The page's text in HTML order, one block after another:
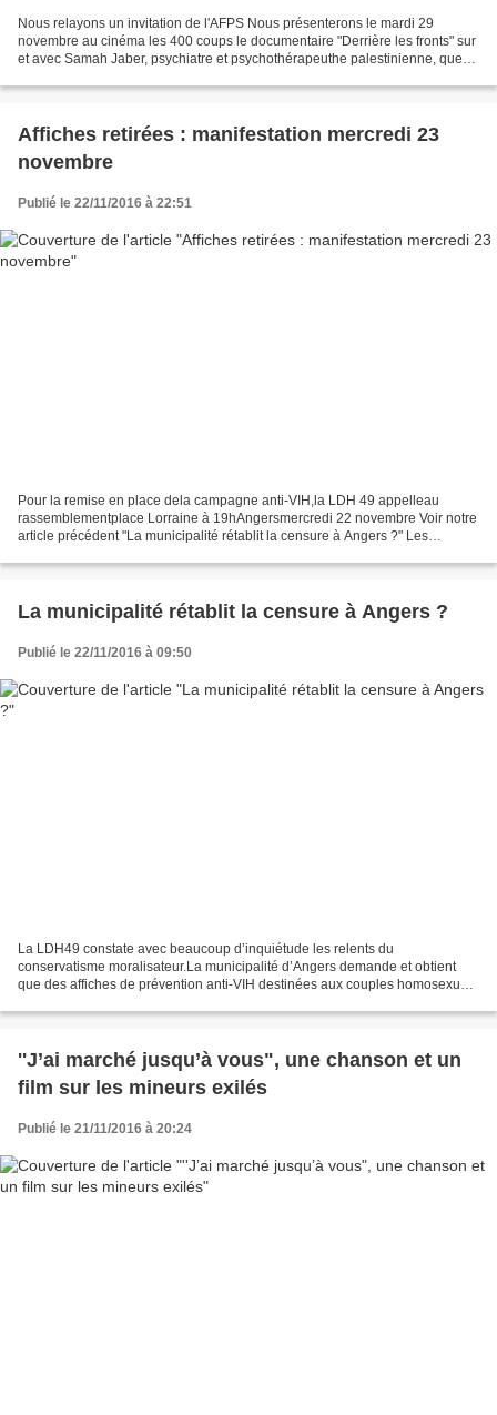
Nous relayons un invitation de l'AFPS Nous présenterons le mardi 29
novembre au cinéma les 400 coups le documentaire "Derrière les fronts" sur
et avec Samah Jaber, psychiatre et psychothérapeuthe palestinienne, que
Affiches retirées : manifestation mercredi 23
novembre
Publié le 22/11/2016 à 22:51
Pour la remise en place dela campagne anti-VIH,la LDH 49 appelleau
rassemblementplace Lorraine à 19hAngersmercredi 22 novembre Voir notre
article précédent "La municipalité rétablit la censure à Angers ?" Les
La municipalité rétablit la censure à Angers ?
Publié le 22/11/2016 à 09:50
La LDH49 constate avec beaucoup d’inquiétude les relents du
conservatisme moralisateur.La municipalité d’Angers demande et obtient
que des affiches de prévention anti-VIH destinées aux couples homosexuels
''J’ai marché jusqu’à vous", une chanson et un
film sur les mineurs exilés
Publié le 21/11/2016 à 20:24